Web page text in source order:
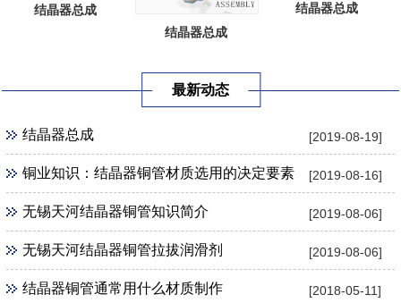
结晶器总成
结晶器总成
结晶器总成
最新动态
[2019-08-19]
结晶器总成
[2019-08-16]
铜业知识：结晶器铜管材质选用的决定要素
[2019-08-06]
无锡天河结晶器铜管知识简介
[2019-08-06]
无锡天河结晶器铜管拉拔润滑剂
[2018-05-11]
结晶器铜管通常用什么材质制作